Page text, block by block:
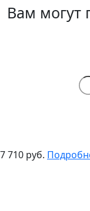
Вам могут
7 710 руб.